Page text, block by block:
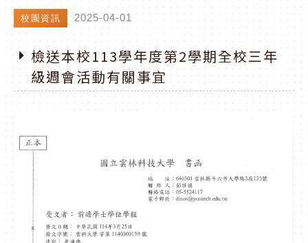
校園資訊 2025-04-01
檢送本校113學年度第2學期全校三年
級週會活動有關事宜